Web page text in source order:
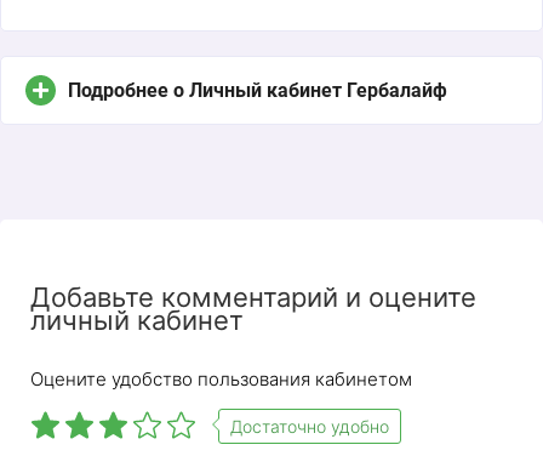
Подробнее о Личный кабинет Гербалайф
Добавьте комментарий и оцените
личный кабинет
Оцените удобство пользования кабинетом
Достаточно удобно